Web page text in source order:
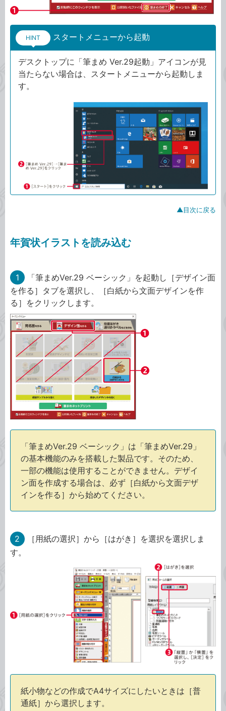
HINT スタートメニューから起動
デスクトップに「筆まめ Ver.29起動」アイコンが見
当たらない場合は、スタートメニューから起動しま
す。
▲目次に戻る
年賀状イラストを読み込む
1
「筆まめVer.29 ベーシック」を起動し［デザイン面
を作る］タブを選択し、［白紙から文面デザインを作
る］をクリックします。
「筆まめVer.29 ベーシック」は「筆まめVer.29」
の基本機能のみを搭載した製品です。そのため、
一部の機能は使用することができません。デザイ
ン面を作成する場合は、必ず［白紙から文面デザ
インを作る］から始めてください。
2
［用紙の選択］から［はがき］を選択を選択しま
す。
紙小物などの作成でA4サイズにしたいときは［普
通紙］から選択します。